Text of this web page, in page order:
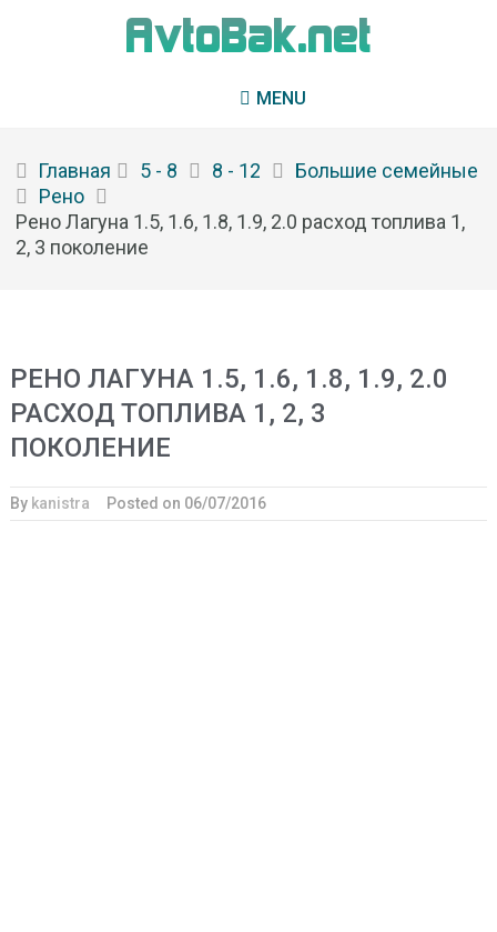
MENU
Главная 5 - 8 8 - 12
Большие семейные
Рено
Рено Лагуна 1.5, 1.6, 1.8, 1.9, 2.0 расход топлива 1,
2, 3 поколение
РЕНО ЛАГУНА 1.5, 1.6, 1.8, 1.9, 2.0
РАСХОД ТОПЛИВА 1, 2, 3
ПОКОЛЕНИЕ
By kanistra Posted on 06/07/2016